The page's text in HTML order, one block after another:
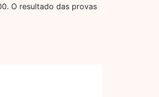
O resultado das provas